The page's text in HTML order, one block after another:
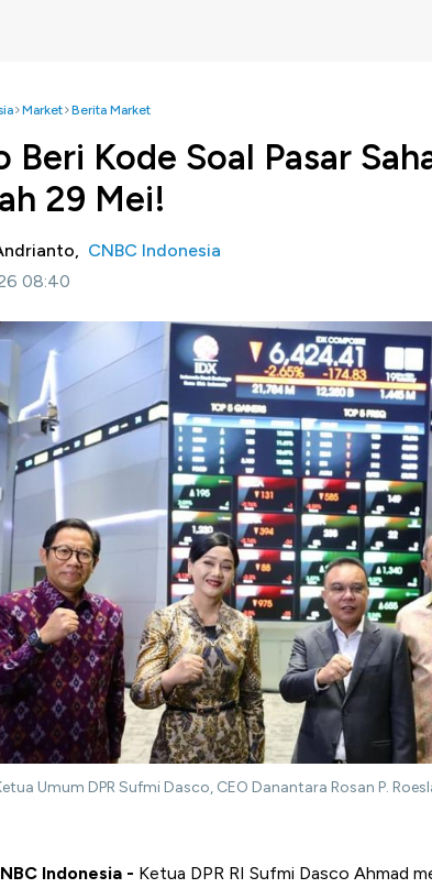
Market Berita Market
Beri Kode Soal Pasar
29 Mei!
CNBC Indonesia
08:40
Umum DPR Sufmi Dasco, CEO Danantara Rosan P.
Indonesia - Ketua DPR RI Sufmi Dasco Ahmad